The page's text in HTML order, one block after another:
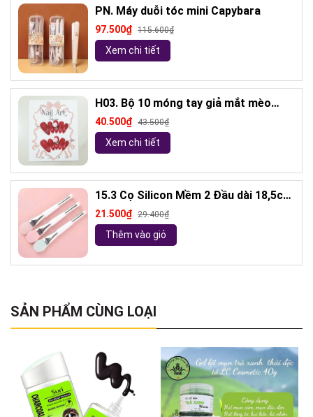
PN. Máy duỗi tóc mini Capybara
97.500₫ 115.600₫
Xem chi tiết
H03. Bộ 10 móng tay giả mắt mèo
kèm keo và giũa móng (ngẫu nhiên)
40.500₫ 43.500₫
Xem chi tiết
15.3 Cọ Silicon Mềm 2 Đầu dài 18,5cm
( ngẫu nhiên)
21.500₫ 29.400₫
Thêm vào giỏ
SẢN PHẨM CÙNG LOẠI